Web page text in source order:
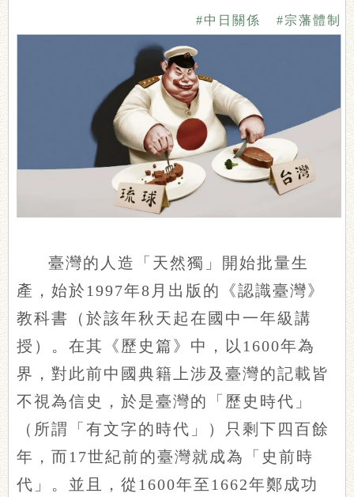
#宗藩體制
#中日關係
臺灣的人造「天然獨」開始批量生
產，始於1997年8月出版的《認識臺灣》
教科書（於該年秋天起在國中一年級講
授）。在其《歷史篇》中，以1600年為
界，對此前中國典籍上涉及臺灣的記載皆
不視為信史，於是臺灣的「歷史時代」
（所謂「有文字的時代」）只剩下四百餘
年，而17世紀前的臺灣就成為「史前時
代」。並且，從1600年至1662年鄭成功